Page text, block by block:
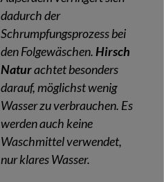
dadurch der
Schrumpfungsprozess bei
den Folgewäschen.Hirsch
Naturachtet besonders
darauf, möglichst wenig
Wasser zu verbrauchen. Es
werden auch keine
Waschmittel verwendet,
nur klares Wasser.